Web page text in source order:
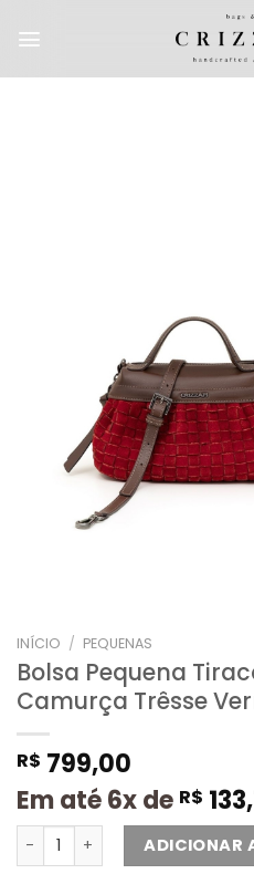
INÍCIO / PEQUENAS
Bolsa Pequena
Camurça Trêsse
R$ 799,00
Em até 6x de R$
ADICIONAR